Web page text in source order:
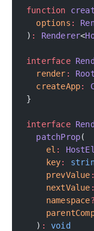
function
  options
:
) : Renderer<
interface
  render
:
  createApp
:
}
interface
  patchProp
(
    el
:
    key
:
    prevValue
:
    nextValue
:
    namespace
  )
:
void